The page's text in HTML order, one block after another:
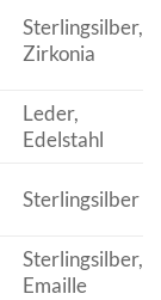
Sterlingsilber,
Zirkonia
Leder,
Edelstahl
Sterlingsilber
Sterlingsilber,
Emaille